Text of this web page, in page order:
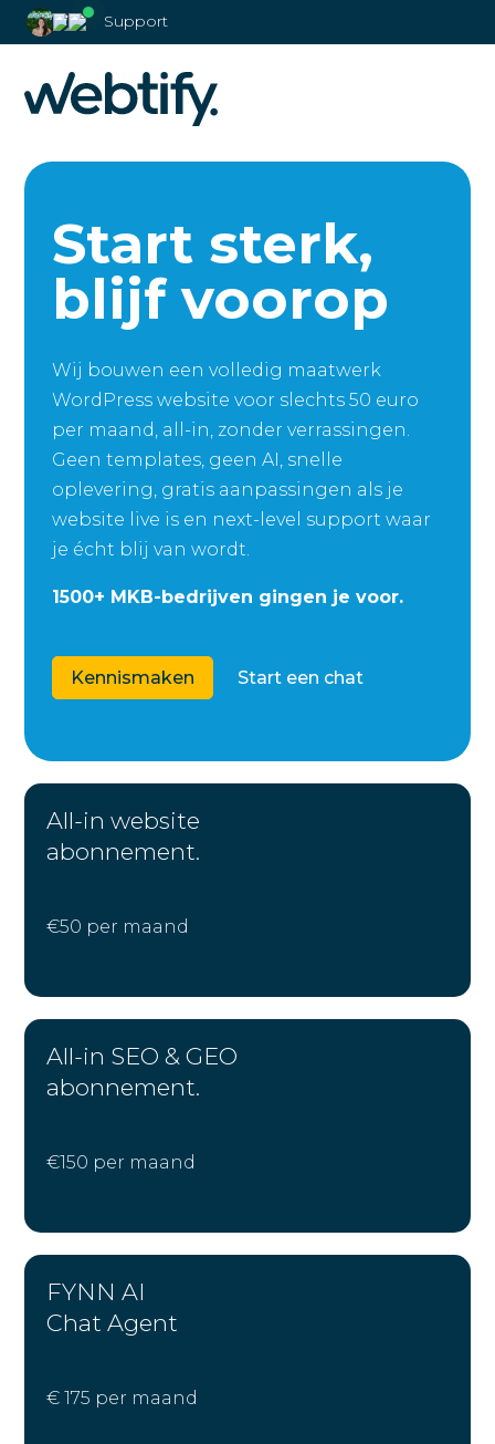
Support
Start sterk,
blijf voorop
Wij bouwen een volledig maatwerk
WordPress website voor slechts 50 euro
per maand, all-in, zonder verrassingen.
Geen templates, geen AI, snelle
oplevering, gratis aanpassingen als je
website live is en next-level support waar
je écht blij van wordt.
1500+ MKB-bedrijven gingen je voor.
Kennismaken Start een chat
All-in website
abonnement.
€50 per maand
All-in SEO & GEO
abonnement.
€150 per maand
FYNN AI
Chat Agent
€ 175 per maand